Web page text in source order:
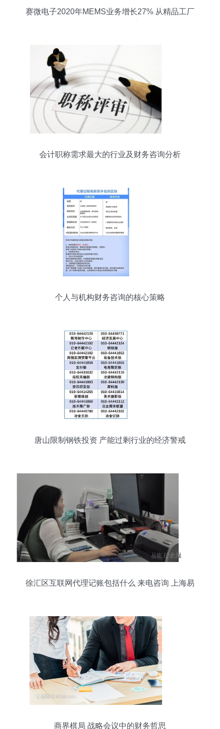
赛微电子2020年MEMS业务增长27% 从精品工厂
会计职称需求最大的行业及财务咨询分析
个人与机构财务咨询的核心策略
唐山限制钢铁投资 产能过剩行业的经济警戒
徐汇区互联网代理记账包括什么 来电咨询 上海易
商界棋局 战略会议中的财务哲思